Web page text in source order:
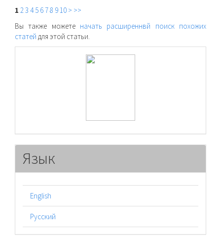
1 23 4 5 6 78 9 10 > >>
Вы также можете начать расширеннвй поиск похожих
статей для этой статьи.
Язык
English
Русский